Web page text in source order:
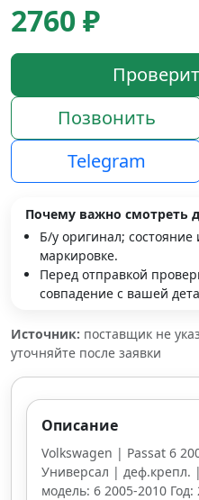
2760 ₽
Позвонить
Telegram
Почему важно смотреть
Б/у оригинал;
маркировке.
Перед отправкой
совпадение с вашей
Источник: поставщик не
уточняйте после заявки
Описание
Volkswagen | Passat 6
Универсал | деф.крепл.
модель: 6 2005-2010